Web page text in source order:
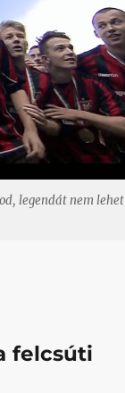
legendát nem lehet
felcsúti